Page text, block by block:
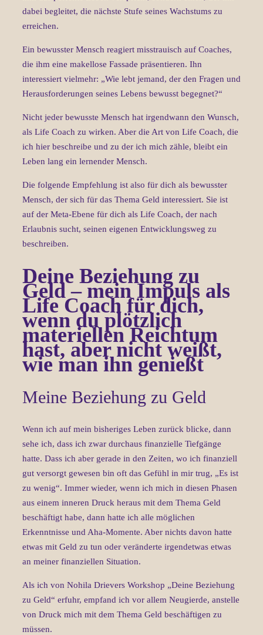
dabei begleitet, die nächste Stufe seines Wachstums zu
erreichen.
Ein bewusster Mensch reagiert misstrauisch auf Coaches,
die ihm eine makellose Fassade präsentieren. Ihn
interessiert vielmehr: „Wie lebt jemand, der den Fragen und
Herausforderungen seines Lebens bewusst begegnet?“
Nicht jeder bewusste Mensch hat irgendwann den Wunsch,
als Life Coach zu wirken. Aber die Art von Life Coach, die
ich hier beschreibe und zu der ich mich zähle, bleibt ein
Leben lang ein lernender Mensch.
Die folgende Empfehlung ist also für dich als bewusster
Mensch, der sich für das Thema Geld interessiert. Sie ist
auf der Meta-Ebene für dich als Life Coach, der nach
Erlaubnis sucht, seinen eigenen Entwicklungsweg zu
beschreiben.
Deine Beziehung zu
Geld – mein Impuls als
Life Coach für dich,
wenn du plötzlich
materiellen Reichtum
hast, aber nicht weißt,
wie man ihn genießt
Meine Beziehung zu Geld
Wenn ich auf mein bisheriges Leben zurück blicke, dann
sehe ich, dass ich zwar durchaus finanzielle Tiefgänge
hatte. Dass ich aber gerade in den Zeiten, wo ich finanziell
gut versorgt gewesen bin oft das Gefühl in mir trug, „Es ist
zu wenig“. Immer wieder, wenn ich mich in diesen Phasen
aus einem inneren Druck heraus mit dem Thema Geld
beschäftigt habe, dann hatte ich alle möglichen
Erkenntnisse und Aha-Momente. Aber nichts davon hatte
etwas mit Geld zu tun oder veränderte irgendetwas etwas
an meiner finanziellen Situation.
Als ich von Nohila Drievers Workshop „Deine Beziehung
zu Geld“ erfuhr, empfand ich vor allem Neugierde, anstelle
von Druck mich mit dem Thema Geld beschäftigen zu
müssen.